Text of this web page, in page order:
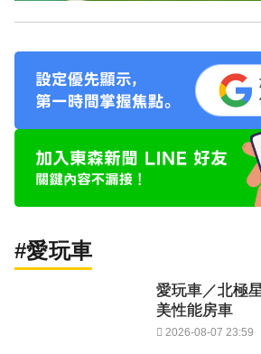
#愛玩車
愛玩車／北極
美性能房車
2026-08-07 23:59